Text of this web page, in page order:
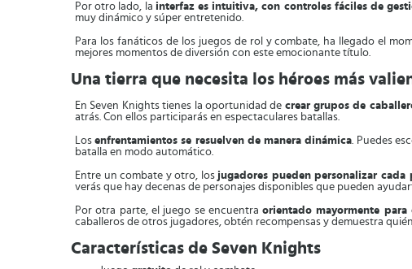
Por otro lado, la interfaz es intuitiva, con controles fáciles de
muy dinámico y súper entretenido.
Para los fanáticos de los juegos de rol y combate, ha llegado el
mejores momentos de diversión con este emocionante título.
Una tierra que necesita los héroes más
En Seven Knights tienes la oportunidad de crear grupos de
atrás. Con ellos participarás en espectaculares batallas.
Losenfrentamientos se resuelven de manera dinámica. Puedes
batalla en modo automático.
Entre un combate y otro, los jugadores pueden personalizar cada
verás que hay decenas de personajes disponibles que pueden
Por otra parte, el juego se encuentraorientado mayormente
caballeros de otros jugadores, obtén recompensas y demuestra
Características de Seven Knights